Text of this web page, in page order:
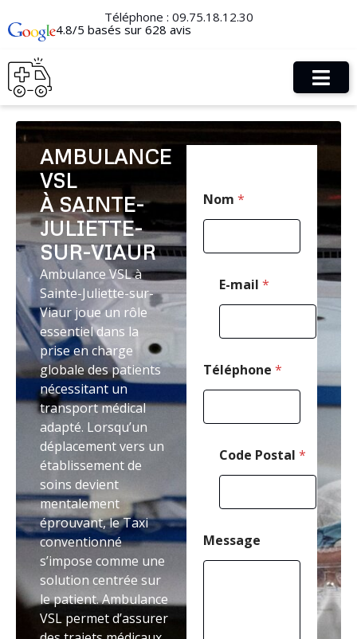
Téléphone : 09.75.18.12.30
4.8/5 basés sur 628 avis
AMBULANCE
VSL
À SAINTE-
JULIETTE-
SUR-VIAUR
Ambulance VSL à
Sainte-Juliette-sur-
Viaur joue un rôle
essentiel dans la
prise en charge
globale des patients
nécessitant un
transport médical
adapté. Lorsqu’un
déplacement vers un
établissement de
soins devient
mentalement
éprouvant, le Taxi
conventionné
s’impose comme une
solution centrée sur
le patient. Ambulance
VSL permet d’assurer
o
d
*
Nom *
E-mail *
Téléphone *
Code Postal *
Message